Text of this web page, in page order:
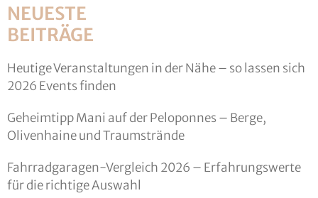
NEUESTE
BEITRÄGE
Heutige Veranstaltungen in der Nähe – so lassen sich
2026 Events finden
Geheimtipp Mani auf der Peloponnes – Berge,
Olivenhaine und Traumstrände
Fahrradgaragen-Vergleich 2026 – Erfahrungswerte
für die richtige Auswahl